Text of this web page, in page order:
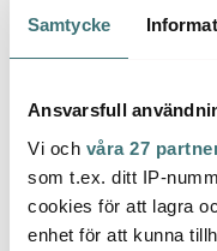
Samtycke
Ansvarsfull
Vi och våra 27
som t.ex. ditt IP-
cookies för att lagra
enhet för att kunna
Låt dig